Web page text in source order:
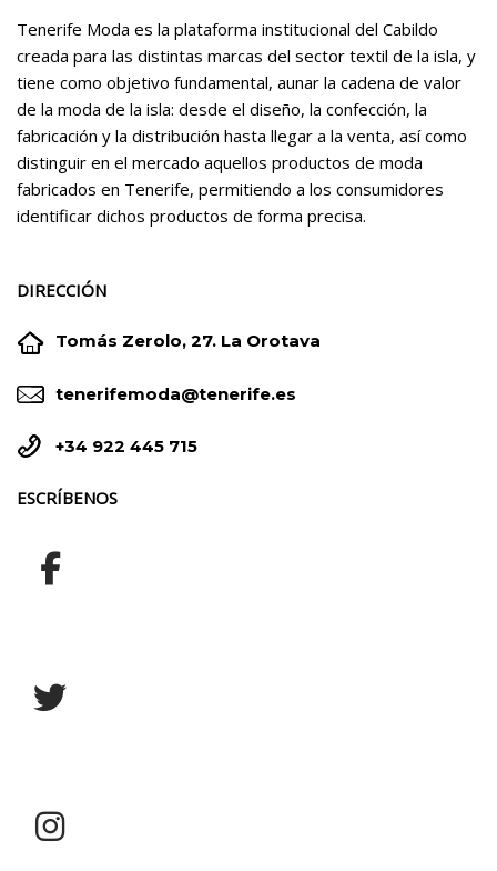
Tenerife Moda es la plataforma institucional del Cabildo
creada para las distintas marcas del sector textil de la isla, y
tiene como objetivo fundamental, aunar la cadena de valor
de la moda de la isla: desde el diseño, la confección, la
fabricación y la distribución hasta llegar a la venta, así como
distinguir en el mercado aquellos productos de moda
fabricados en Tenerife, permitiendo a los consumidores
identificar dichos productos de forma precisa.
DIRECCIÓN

 Tomás Zerolo, 27. La Orotava

 tenerifemoda@tenerife.es

 +34 922 445 715
ESCRÍBENOS